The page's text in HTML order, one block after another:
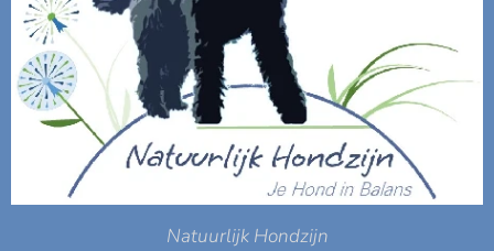
Natuurlijk Hondzijn